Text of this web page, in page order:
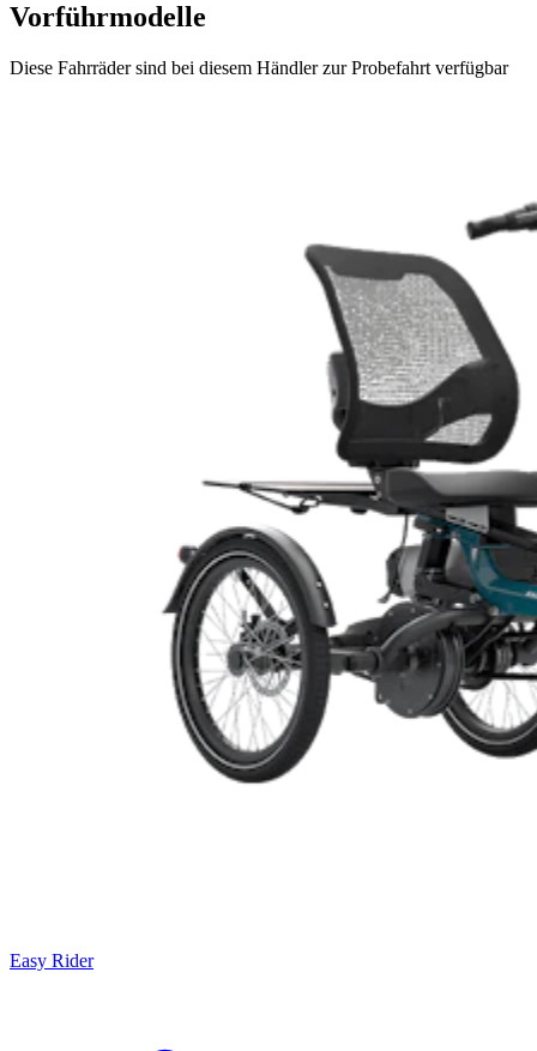
Vorführmodelle
Diese Fahrräder sind bei diesem Händler zur Probefahrt verfügbar
Easy Rider